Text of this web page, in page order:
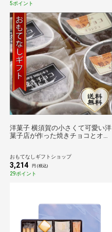
5ポイント
洋菓子 横須賀の小さくて可愛い洋
菓子店が作った焼きチョコとオラ
おもてなしギフトショップ
3,214 円 (税込)
29ポイント